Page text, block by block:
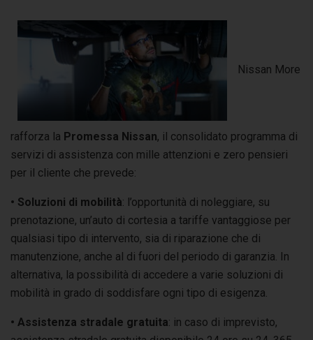
Nissan More
rafforza la Promessa Nissan, il consolidato programma di
servizi di assistenza con mille attenzioni e zero pensieri
per il cliente che prevede:
• Soluzioni di mobilità: l’opportunità di noleggiare, su
prenotazione, un’auto di cortesia a tariffe vantaggiose per
qualsiasi tipo di intervento, sia di riparazione che di
manutenzione, anche al di fuori del periodo di garanzia. In
alternativa, la possibilità di accedere a varie soluzioni di
mobilità in grado di soddisfare ogni tipo di esigenza.
• Assistenza stradale gratuita: in caso di imprevisto,